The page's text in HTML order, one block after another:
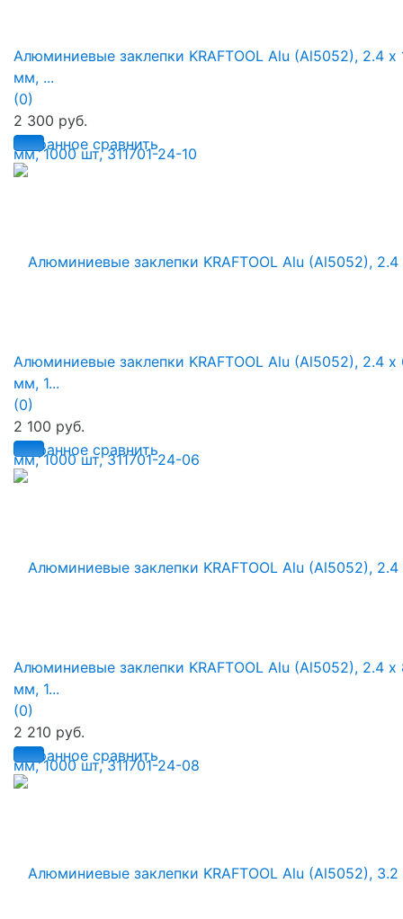
избранное сравнить
Алюминиевые заклепки KRAFTOOL Alu (Al5052), 2.4 х
мм, ...
(0)
2 300 руб.
избранное сравнить
Алюминиевые заклепки KRAFTOOL Alu (Al5052), 2.4 х
мм, 1...
(0)
2 100 руб.
избранное сравнить
Алюминиевые заклепки KRAFTOOL Alu (Al5052), 2.4 х
мм, 1...
(0)
2 210 руб.